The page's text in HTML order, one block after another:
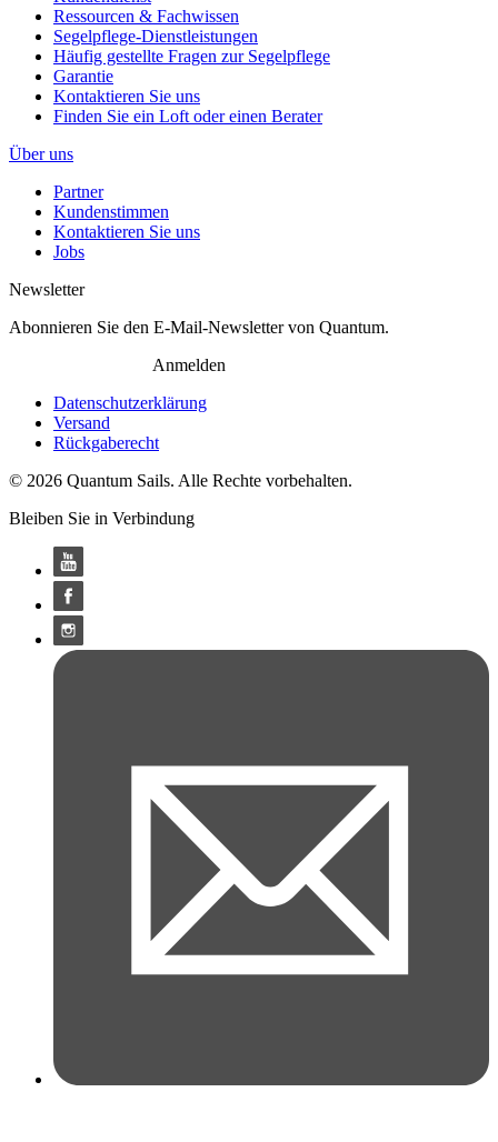
Ressourcen & Fachwissen
Segelpflege-Dienstleistungen
Häufig gestellte Fragen zur Segelpflege
Garantie
Kontaktieren Sie uns
Finden Sie ein Loft oder einen Berater
Über uns
Partner
Kundenstimmen
Kontaktieren Sie uns
Jobs
Newsletter
Abonnieren Sie den E-Mail-Newsletter von Quantum.
Anmelden
Datenschutzerklärung
Versand
Rückgaberecht
© 2026 Quantum Sails. Alle Rechte vorbehalten.
Bleiben Sie in Verbindung